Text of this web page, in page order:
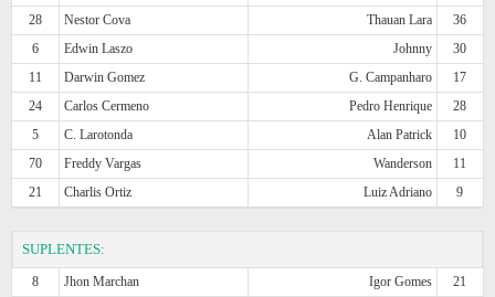
28
Nestor Cova Thauan Lara
36
6
Edwin Laszo Johnny
30
11
Darwin Gomez G. Campanharo
17
24
Carlos Cermeno Pedro Henrique
28
5
C. Larotonda Alan Patrick
10
70
Freddy Vargas Wanderson
11
21
Charlis Ortiz Luiz Adriano 9
SUPLENTES:
8 Jhon Marchan Igor Gomes 21